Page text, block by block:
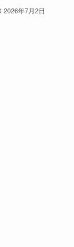
2026年7月2日